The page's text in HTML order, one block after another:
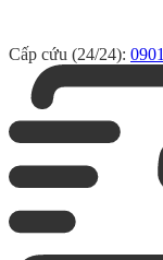
Cấp cứu (24/24):